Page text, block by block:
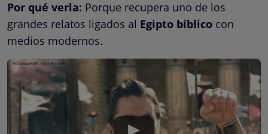
Por qué verla: Porque recupera uno de los
grandes relatos ligados al Egipto bíblico con
medios modernos.